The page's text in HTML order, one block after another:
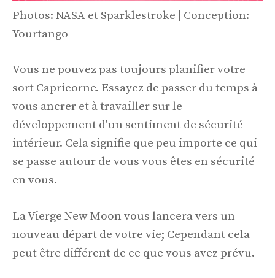
Photos: NASA et Sparklestroke | Conception:
Yourtango
Vous ne pouvez pas toujours planifier votre
sort Capricorne. Essayez de passer du temps à
vous ancrer et à travailler sur le
développement d'un sentiment de sécurité
intérieur. Cela signifie que peu importe ce qui
se passe autour de vous vous êtes en sécurité
en vous.
La Vierge New Moon vous lancera vers un
nouveau départ de votre vie; Cependant cela
peut être différent de ce que vous avez prévu.